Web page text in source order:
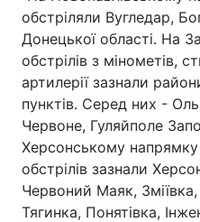
обстріляли Вугледар,
Донецької області. На
обстрілів з мінометів,
артилерії зазнали
пунктів. Серед них -
Червоне, Гуляйполе
Херсонському напрямку
обстрілів зазнали
Червоний Маяк,
Тягинка, Понятівка,